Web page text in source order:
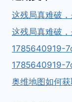
这残局真难破
这残局真难破
1785640919-
1785640919-
奥维地图如何